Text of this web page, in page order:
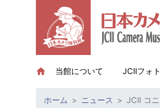
当館について (current)JCIIフォ
ホーム ニュース JCII コ